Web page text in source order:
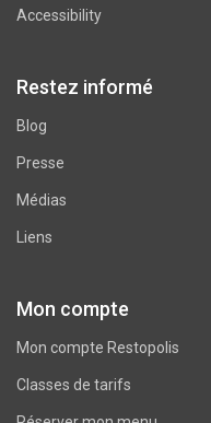
Accessibility
Restez informé
Blog
Presse
Médias
Liens
Mon compte
Mon compte Restopolis
Classes de tarifs